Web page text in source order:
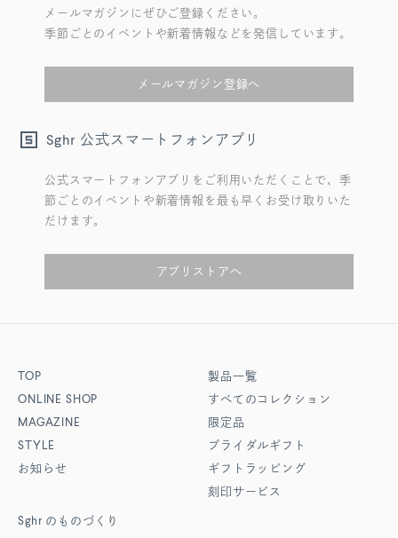
メールマガジンにぜひご登録ください。
季節ごとのイベントや新着情報などを発信しています。
メールマガジン登録へ
Sghr 公式スマートフォンアプリ
公式スマートフォンアプリをご利用いただくことで、季
節ごとのイベントや新着情報を最も早くお受け取りいた
だけます。
アプリストアへ
TOP
ONLINE SHOP
MAGAZINE
STYLE
お知らせ
Sghr のものづくり
製品一覧
すべてのコレクション
限定品
ブライダルギフト
ギフトラッピング
刻印サービス